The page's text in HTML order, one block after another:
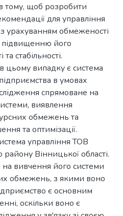
тому, щоб розробити
для управління
урахуванням обмеженості
підвищенню його
стабільності.
випадку є система
в умовах
спрямоване на
виявлення
обмежень та
та оптимізації.
управління ТОВ
Вінницької області.
вивчення його системи
обмежень, з якими воно
є основним
оскільки воно є